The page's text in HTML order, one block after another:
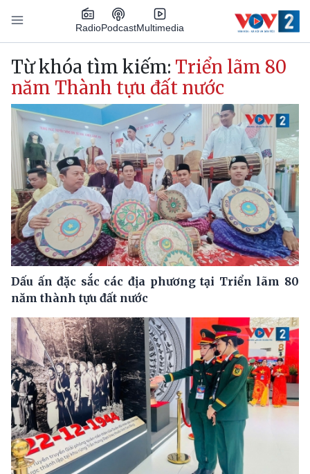
Nhảy đến nội dung
RadioPodcastMultimedia
Main navigation
Từ khóa tìm kiếm: Triển lãm 80
năm Thành tựu đất nước
Dấu ấn đặc sắc các địa phương tại Triển lãm 80
năm thành tựu đất nước